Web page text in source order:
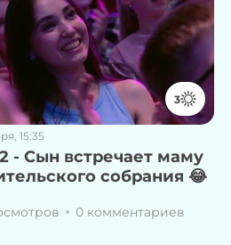
3
15:35
- Сын встречает маму
собрания 😂
0 комментариев